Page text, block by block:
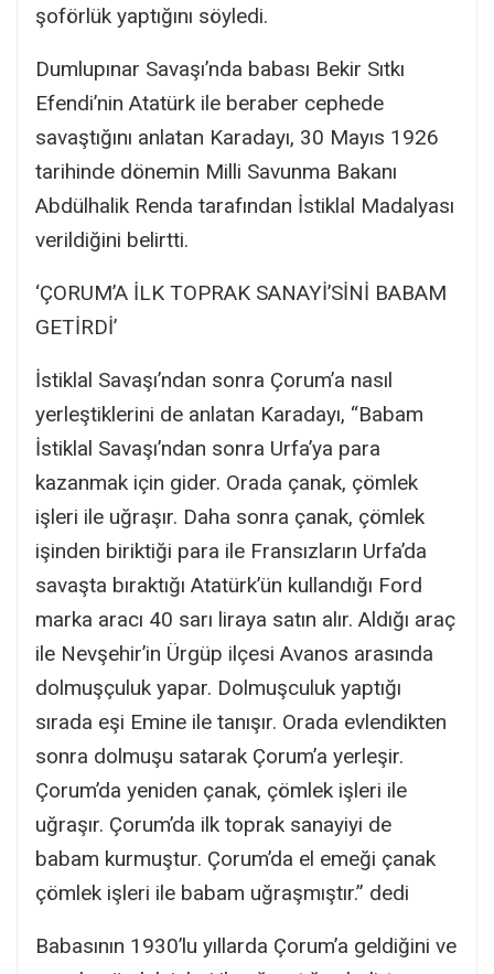
şoförlük yaptığını söyledi.
Dumlupınar Savaşı’nda babası Bekir Sıtkı
Efendi’nin Atatürk ile beraber cephede
savaştığını anlatan Karadayı, 30 Mayıs 1926
tarihinde dönemin Milli Savunma Bakanı
Abdülhalik Renda tarafından İstiklal Madalyası
verildiğini belirtti.
‘ÇORUM’A İLK TOPRAK SANAYİ’SİNİ BABAM
GETİRDİ’
İstiklal Savaşı’ndan sonra Çorum’a nasıl
yerleştiklerini de anlatan Karadayı, “Babam
İstiklal Savaşı’ndan sonra Urfa’ya para
kazanmak için gider. Orada çanak, çömlek
işleri ile uğraşır. Daha sonra çanak, çömlek
işinden biriktiği para ile Fransızların Urfa’da
savaşta bıraktığı Atatürk’ün kullandığı Ford
marka aracı 40 sarı liraya satın alır. Aldığı araç
ile Nevşehir’in Ürgüp ilçesi Avanos arasında
dolmuşçuluk yapar. Dolmuşculuk yaptığı
sırada eşi Emine ile tanışır. Orada evlendikten
sonra dolmuşu satarak Çorum’a yerleşir.
Çorum’da yeniden çanak, çömlek işleri ile
uğraşır. Çorum’da ilk toprak sanayiyi de
babam kurmuştur. Çorum’da el emeği çanak
çömlek işleri ile babam uğraşmıştır.” dedi
Babasının 1930’lu yıllarda Çorum’a geldiğini ve